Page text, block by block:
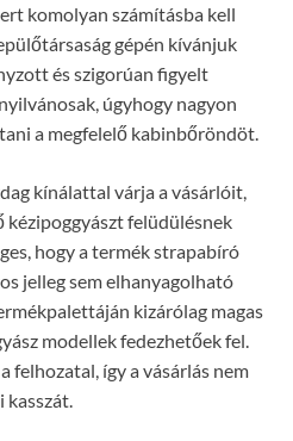
komolyan számításba kell
gépén kívánjuk
és szigorúan figyelt
úgyhogy nagyon
a megfelelő kabinbőröndöt.
kínálattal várja a vásárlóit,
felüdülésnek
hogy a termék strapabíró
jelleg sem elhanyagolható
kizárólag magas
modellek fedezhetőek fel.
felhozatal, így a vásárlás nem